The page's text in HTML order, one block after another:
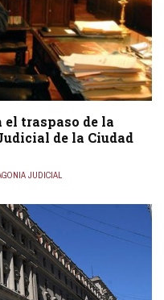
el traspaso de la
de la Ciudad
JUDICIAL